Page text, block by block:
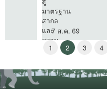
7 ส.ค. 69
1
2 3 4